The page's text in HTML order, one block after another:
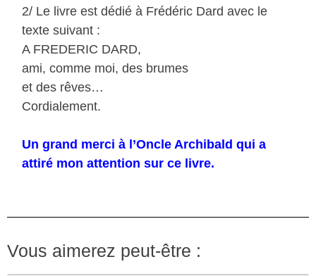
2/ Le livre est dédié à Frédéric Dard avec le
texte suivant :
A FREDERIC DARD,
ami, comme moi, des brumes
et des rêves…
Cordialement.
Un grand merci à l’Oncle Archibald qui a
attiré mon attention sur ce livre.
Vous aimerez peut-être :